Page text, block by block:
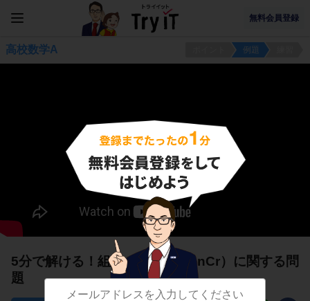
無料会員登録
高校数学A 例題
5分で解ける！組合せの計算1（nCr）に関する問
題